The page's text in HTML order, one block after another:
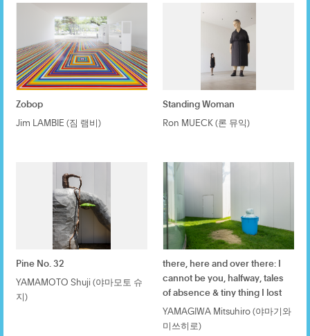
Zobop
Jim LAMBIE (짐 램비)
Standing Woman
Ron MUECK (론 뮤익)
Pine No. 32
YAMAMOTO Shuji (야마모토 슈
지)
there, here and over there: I
cannot be you, halfway, tales
of absence & tiny thing I lost
YAMAGIWA Mitsuhiro (야마기와
미쓰히로)